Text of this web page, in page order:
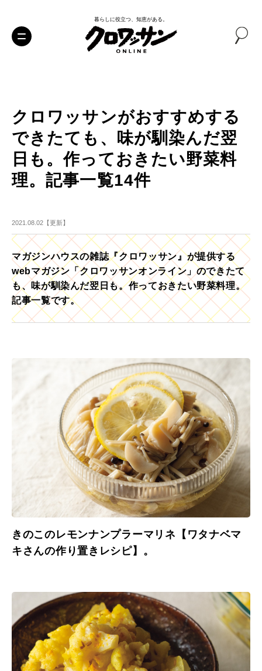
暮らしに役立つ、知恵がある。
クロワッサンがおすすめする
できたても、味が馴染んだ翌
日も。作っておきたい野菜料
理。記事一覧14件
2021.08.02【更新】
マガジンハウスの雑誌『クロワッサン』が提供する
webマガジン「クロワッサンオンライン」のできたて
も、味が馴染んだ翌日も。作っておきたい野菜料理。
記事一覧です。
きのこのレモンナンプラーマリネ【ワタナベマ
キさんの作り置きレシピ】。